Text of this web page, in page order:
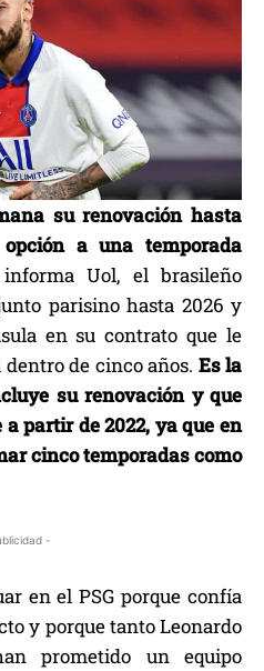
su renovación hasta
a una temporada
Uol, el brasileño
parisino hasta 2026 y
en su contrato que le
de cinco años. Es la
su renovación y que
partir de 2022, ya que en
cinco temporadas como
-
en el PSG porque confía
y porque tanto Leonardo
prometido un equipo